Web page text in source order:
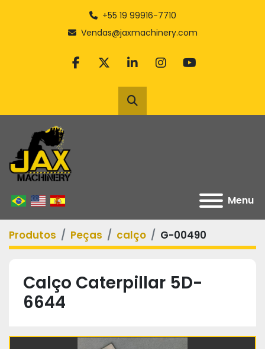
+55 19 99916-7710
Vendas@jaxmachinery.com
facebook
twitterlinkedininstagram
youtube
Pesquisar
Menu
Produtos Peças calço G-00490
Calço Caterpillar 5D-
6644